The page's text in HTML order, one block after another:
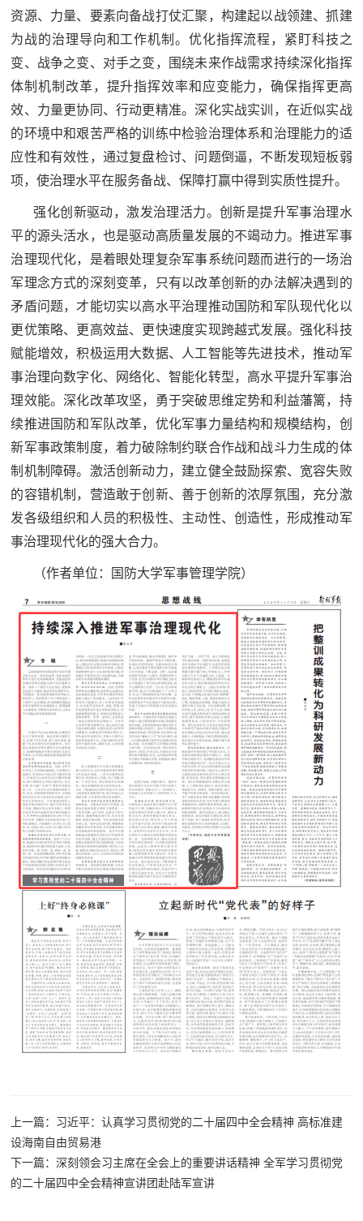
资源、力量、要素向备战打仗汇聚，构建起以战领建、抓建
为战的治理导向和工作机制。优化指挥流程，紧盯科技之
变、战争之变、对手之变，围绕未来作战需求持续深化指挥
体制机制改革，提升指挥效率和应变能力，确保指挥更高
效、力量更协同、行动更精准。深化实战实训，在近似实战
的环境中和艰苦严格的训练中检验治理体系和治理能力的适
应性和有效性，通过复盘检讨、问题倒逼，不断发现短板弱
项，使治理水平在服务备战、保障打赢中得到实质性提升。
强化创新驱动，激发治理活力。创新是提升军事治理水
平的源头活水，也是驱动高质量发展的不竭动力。推进军事
治理现代化，是着眼处理复杂军事系统问题而进行的一场治
军理念方式的深刻变革，只有以改革创新的办法解决遇到的
矛盾问题，才能切实以高水平治理推动国防和军队现代化以
更优策略、更高效益、更快速度实现跨越式发展。强化科技
赋能增效，积极运用大数据、人工智能等先进技术，推动军
事治理向数字化、网络化、智能化转型，高水平提升军事治
理效能。深化改革攻坚，勇于突破思维定势和利益藩篱，持
续推进国防和军队改革，优化军事力量结构和规模结构，创
新军事政策制度，着力破除制约联合作战和战斗力生成的体
制机制障碍。激活创新动力，建立健全鼓励探索、宽容失败
的容错机制，营造敢于创新、善于创新的浓厚氛围，充分激
发各级组织和人员的积极性、主动性、创造性，形成推动军
事治理现代化的强大合力。
（作者单位：国防大学军事管理学院）
上一篇：习近平：认真学习贯彻党的二十届四中全会精神 高标准建
设海南自由贸易港
下一篇：深刻领会习主席在全会上的重要讲话精神 全军学习贯彻党
的二十届四中全会精神宣讲团赴陆军宣讲